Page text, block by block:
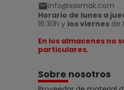
info@sasmak.com
Horario de lunes a
16:30h y los viernes de
En los almacenes no
particulares.
Sobre nosotros